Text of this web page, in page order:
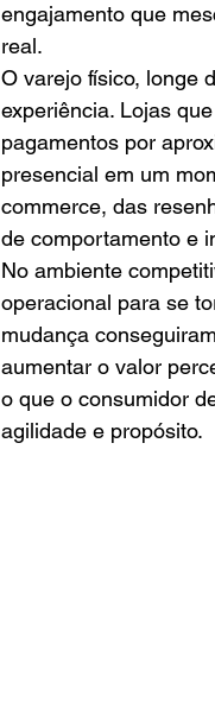
engajamento que
real.
O varejo físico, longe
experiência. Lojas
pagamentos por
presencial em um
commerce, das
de comportamento e
No ambiente
operacional para se
mudança
aumentar o valor
o que o consumidor
agilidade e propósito.